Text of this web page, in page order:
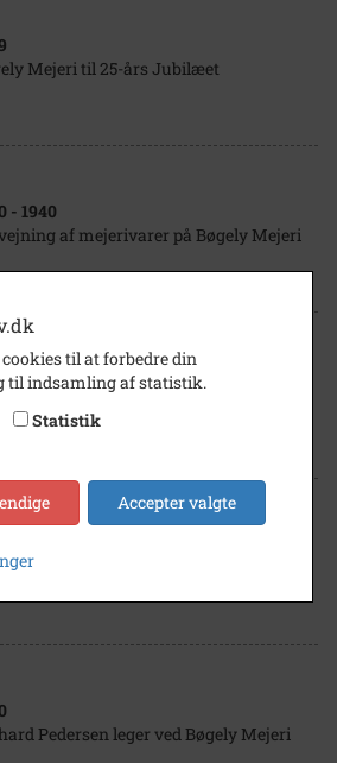
Mejeri til 25-års Jubilæet
- 1940
af mejerivarer på Bøgely Mejeri
- 1940
Mejeri Højelsevej 26 Lille Salby
Pedersen leger ved Bøgely Mejeri
til at forbedre din
til indsamling af statistik.
Statistik
Accepter valgte